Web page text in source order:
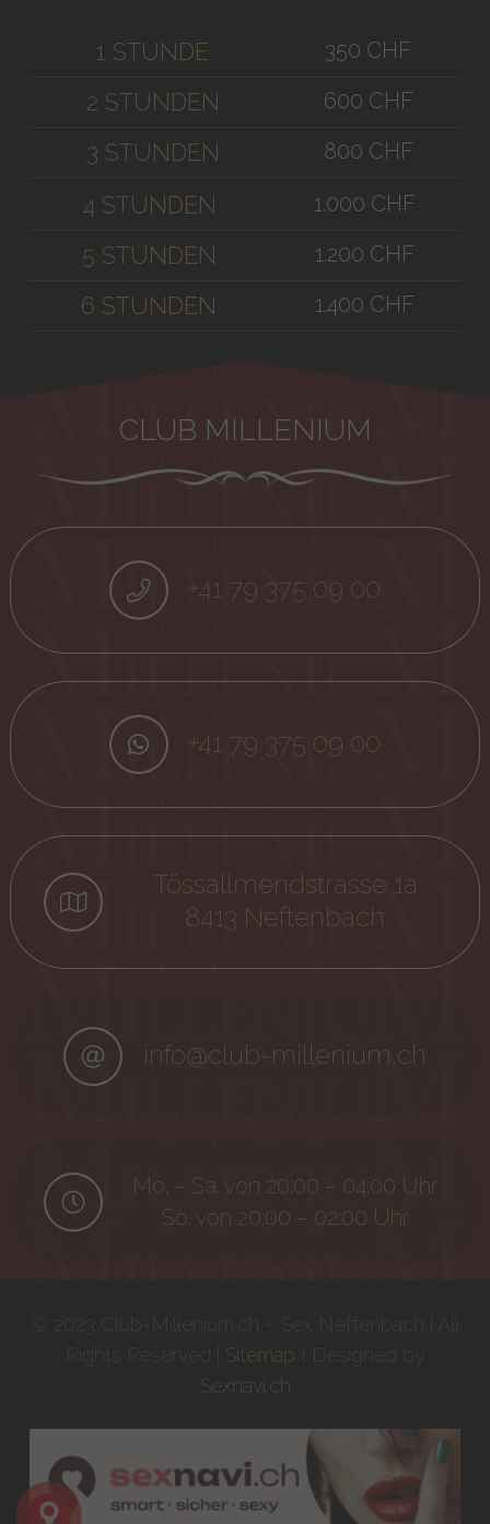
1 STUNDE 350 CHF
2 STUNDEN 600 CHF
3 STUNDEN 800 CHF
4 STUNDEN 1.000 CHF
5 STUNDEN 1.200 CHF
6 STUNDEN 1.400 CHF
CLUB MILLENIUM
+41 79 375 09 00
+41 79 375 09 00
Tössallmendstrasse 1a
8413 Neftenbach
info@club-millenium.ch
Mo. – Sa. von 20:00 – 04:00 Uhr
So. von 20:00 – 02:00 Uhr
Sitemap
Sexnavi.ch